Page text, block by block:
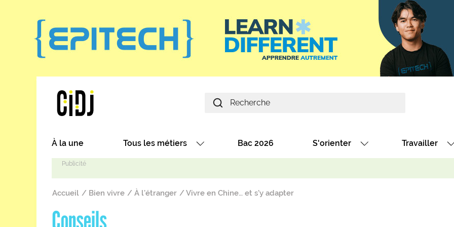
Main navigation
À la une Tous les métiers Bac 2026 S'orienter Travailler
Fil d'Ariane
Accueil Bien vivre À l'étranger Vivre en Chine… et s'y adapter
Conseils